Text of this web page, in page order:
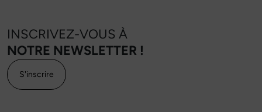
INSCRIVEZ-VOUS À
NOTRE NEWSLETTER !
S'inscrire